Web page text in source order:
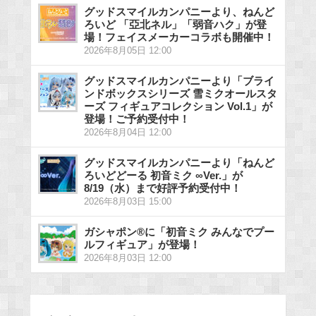
グッドスマイルカンパニーより、ねんど
ろいど 「亞北ネル」「弱音ハク」が登
場！フェイスメーカーコラボも開催中！
2026年8月05日 12:00
グッドスマイルカンパニーより「ブライ
ンドボックスシリーズ 雪ミクオールスタ
ーズ フィギュアコレクション Vol.1」が
登場！ご予約受付中！
2026年8月04日 12:00
グッドスマイルカンパニーより「ねんど
ろいどどーる 初音ミク ∞Ver.」が
8/19（水）まで好評予約受付中！
2026年8月03日 15:00
ガシャポン®に「初音ミク みんなでプー
ルフィギュア」が登場！
2026年8月03日 12:00